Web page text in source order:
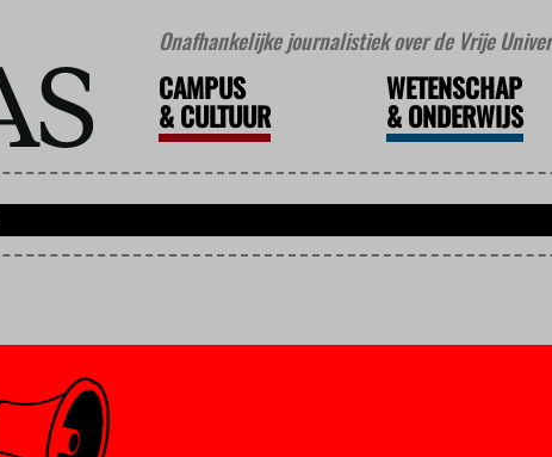
Onafhankelijke journalistiek over de Vrije
CAMPUS
&CULTUUR
WETENSCHAP
&ONDERWIJS